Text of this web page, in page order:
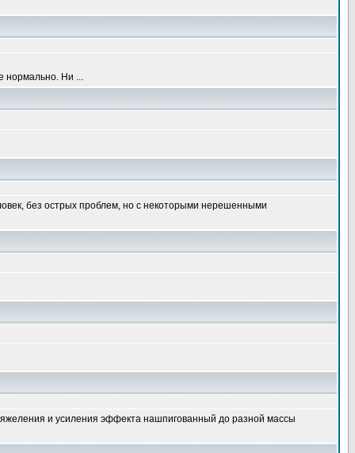
нормально. Ни ...
без острых проблем, но с некоторыми нерешенными
и усиления эффекта нашпигованный до разной массы